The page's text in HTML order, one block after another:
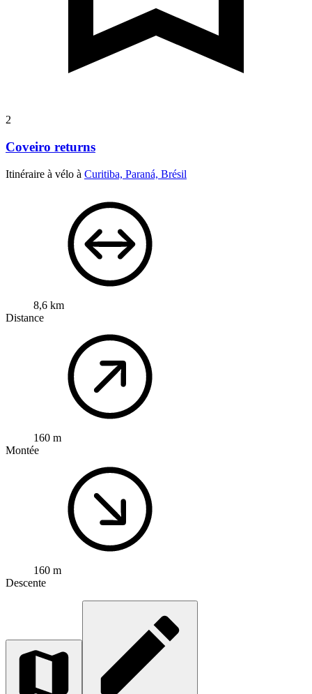
2
Coveiro returns
Itinéraire à vélo à Curitiba, Paraná, Brésil
8,6 km
Distance
160 m
Montée
160 m
Descente